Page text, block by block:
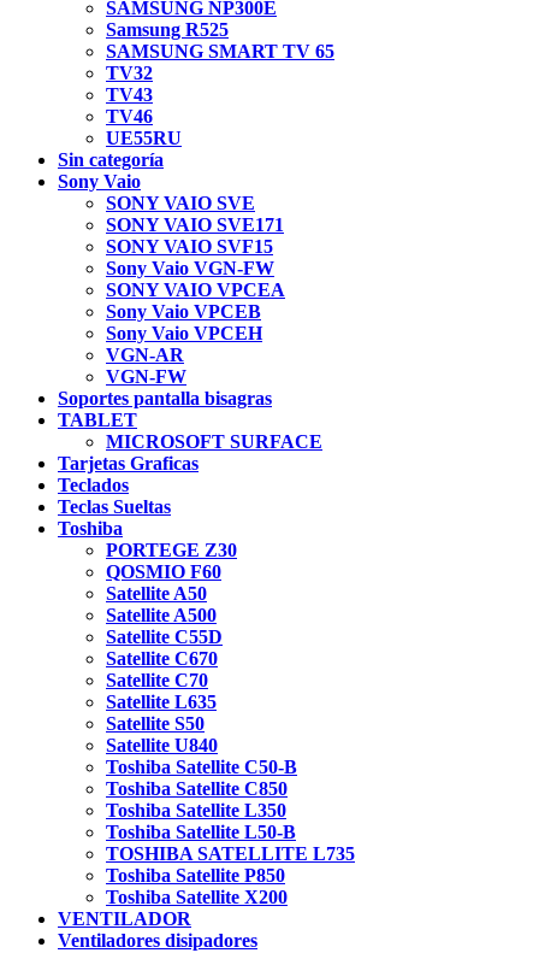
SAMSUNG NP300E
Samsung R525
SAMSUNG SMART TV 65
TV32
TV43
TV46
UE55RU
Sin categoría
Sony Vaio
SONY VAIO SVE
SONY VAIO SVE171
SONY VAIO SVF15
Sony Vaio VGN-FW
SONY VAIO VPCEA
Sony Vaio VPCEB
Sony Vaio VPCEH
VGN-AR
VGN-FW
Soportes pantalla bisagras
TABLET
MICROSOFT SURFACE
Tarjetas Graficas
Teclados
Teclas Sueltas
Toshiba
PORTEGE Z30
QOSMIO F60
Satellite A50
Satellite A500
Satellite C55D
Satellite C670
Satellite C70
Satellite L635
Satellite S50
Satellite U840
Toshiba Satellite C50-B
Toshiba Satellite C850
Toshiba Satellite L350
Toshiba Satellite L50-B
TOSHIBA SATELLITE L735
Toshiba Satellite P850
Toshiba Satellite X200
VENTILADOR
Ventiladores disipadores